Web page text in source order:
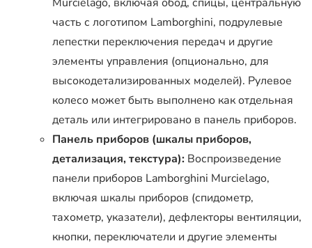
часть с логотипом Lamborghini, подрулевые
лепестки переключения передач и другие
элементы управления (опционально, для
высокодетализированных моделей). Рулевое
колесо может быть выполнено как отдельная
деталь или интегрировано в панель приборов.
Панель приборов (шкалы приборов,
детализация, текстура): Воспроизведение
панели приборов Lamborghini Murcielago,
включая шкалы приборов (спидометр,
тахометр, указатели), дефлекторы вентиляции,
кнопки, переключатели и другие элементы